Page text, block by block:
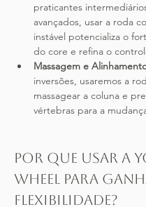
praticantes
avançados, usar a roda
instável potencializa o
do core e refina o
Massagem e
inversões, usaremos a
massagear a coluna e
vértebras para a
Por que usar a
Wheel para
flexibilidade?